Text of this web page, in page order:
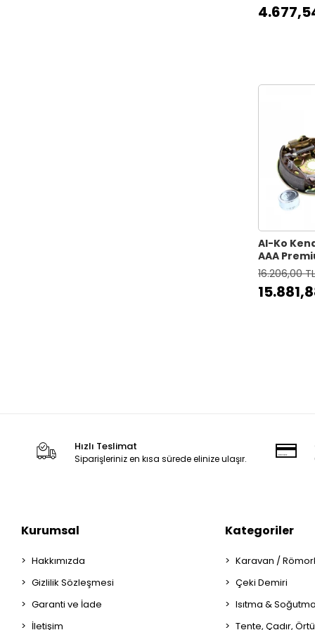
Al-Ko
AAA
Fren
16.206,00 TL
Hızlı Teslimat
Siparişleriniz en kısa sürede elinize ulaşır.
Kurumsal
Hakkımızda
Gizlilik Sözleşmesi
Garanti ve İade
İletişim
Kategoriler
Karavan /
Çeki Demiri
Isıtma & Soğutma
Tente, Çadır, Örtü